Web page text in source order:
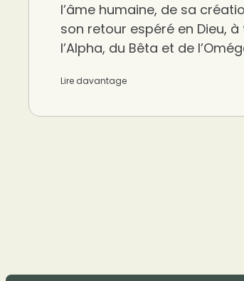
l’âme humaine, de sa
son retour espéré en Dieu,
l’Alpha, du Bêta et de
Lire davantage